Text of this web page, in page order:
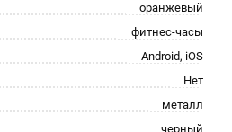
оранжевый
фитнес-часы
Android, iOS
Нет
металл
черный